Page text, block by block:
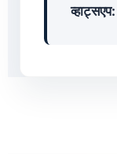
व्हाट्सएप: